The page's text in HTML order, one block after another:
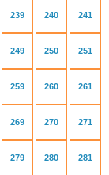
239 240 241
249 250 251
259 260 261
269 270 271
279 280 281